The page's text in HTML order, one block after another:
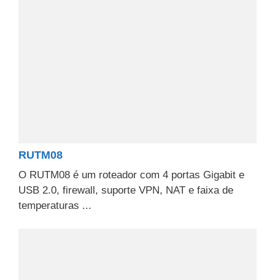
RUTM08
O RUTM08 é um roteador com 4 portas Gigabit e
USB 2.0, firewall, suporte VPN, NAT e faixa de
temperaturas ...